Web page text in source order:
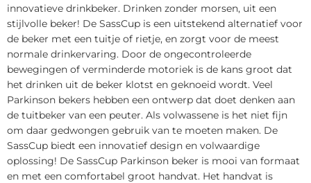
innovatieve drinkbeker. Drinken zonder morsen, uit een
stijlvolle beker! De SassCup is een uitstekend alternatief voor
de beker met een tuitje of rietje, en zorgt voor de meest
normale drinkervaring. Door de ongecontroleerde
bewegingen of verminderde motoriek is de kans groot dat
het drinken uit de beker klotst en geknoeid wordt. Veel
Parkinson bekers hebben een ontwerp dat doet denken aan
de tuitbeker van een peuter. Als volwassene is het niet fijn
om daar gedwongen gebruik van te moeten maken. De
SassCup biedt een innovatief design en volwaardige
oplossing! De SassCup Parkinson beker is mooi van formaat
en met een comfortabel groot handvat. Het handvat is